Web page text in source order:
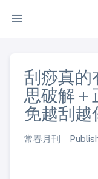
刮痧真的
思破解＋
免越刮越
常春月刊